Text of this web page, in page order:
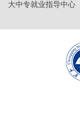
大中专就业指导中心